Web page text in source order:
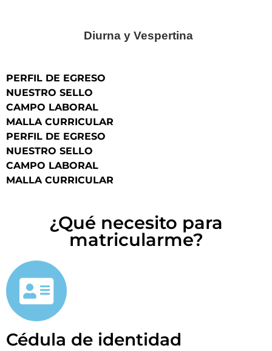
Diurna y Vespertina
PERFIL DE EGRESO
NUESTRO SELLO
CAMPO LABORAL
MALLA CURRICULAR
PERFIL DE EGRESO
NUESTRO SELLO
CAMPO LABORAL
MALLA CURRICULAR
¿Qué necesito para
matricularme?
Cédula de identidad